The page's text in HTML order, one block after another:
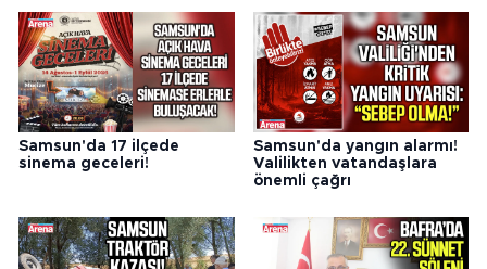
Samsun'da 17 ilçede
sinema geceleri!
Samsun'da yangın alarmı!
Valilikten vatandaşlara
önemli çağrı